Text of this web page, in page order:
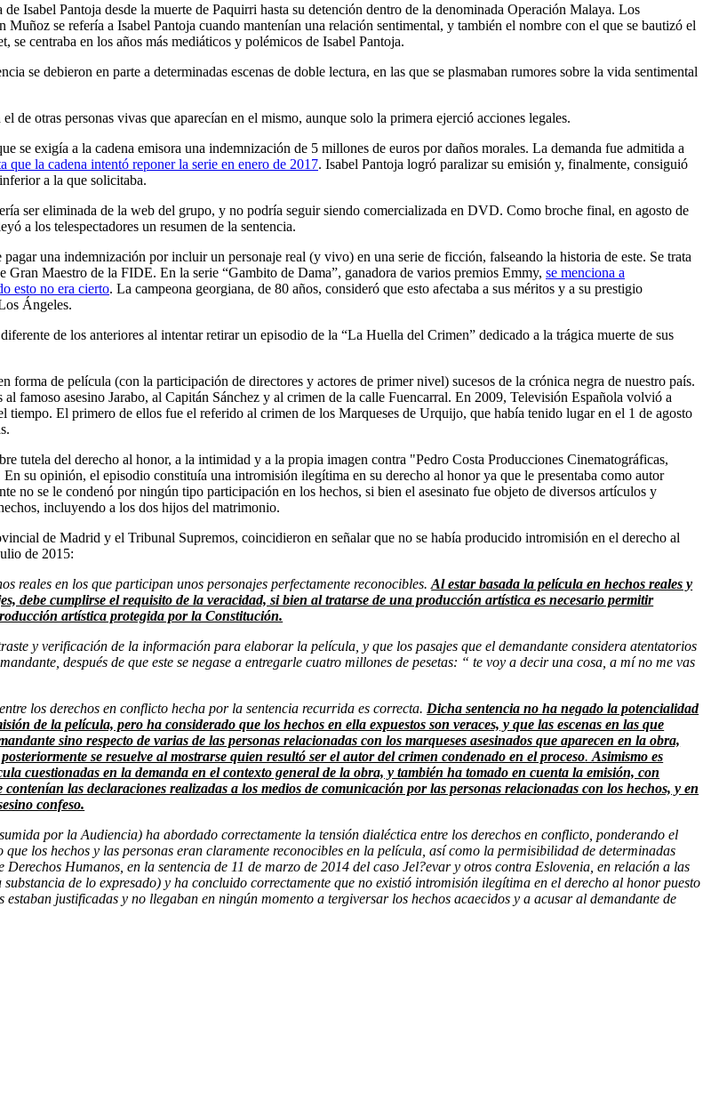
Isabel Pantoja desde la muerte de Paquirri hasta su detención dentro de la denominada Operación Malaya. Los
se refería a Isabel Pantoja cuando mantenían una relación sentimental, y también el nombre con el que se bautizó el
centraba en los años más mediáticos y polémicos de Isabel Pantoja.
se debieron en parte a determinadas escenas de doble lectura, en las que se plasmaban rumores sobre la vida sentimental
de otras personas vivas que aparecían en el mismo, aunque solo la primera ejerció acciones legales.
se exigía a la cadena emisora una indemnización de 5 millones de euros por daños morales. La demanda fue admitida a
la cadena intentó reponer la serie en enero de 2017. Isabel Pantoja logró paralizar su emisión y, finalmente, consiguió
a la que solicitaba.
ser eliminada de la web del grupo, y no podría seguir siendo comercializada en DVD. Como broche final, en agosto de
a los telespectadores un resumen de la sentencia.
una indemnización por incluir un personaje real (y vivo) en una serie de ficción, falseando la historia de este. Se trata
Gran Maestro de la FIDE. En la serie “Gambito de Dama”, ganadora de varios premios Emmy, se menciona a
esto no era cierto. La campeona georgiana, de 80 años, consideró que esto afectaba a sus méritos y a su prestigio
Ángeles.
de los anteriores al intentar retirar un episodio de la “La Huella del Crimen” dedicado a la trágica muerte de sus
forma de película (con la participación de directores y actores de primer nivel) sucesos de la crónica negra de nuestro país.
famoso asesino Jarabo, al Capitán Sánchez y al crimen de la calle Fuencarral. En 2009, Televisión Española volvió a
tiempo. El primero de ellos fue el referido al crimen de los Marqueses de Urquijo, que había tenido lugar en el 1 de agosto
tutela del derecho al honor, a la intimidad y a la propia imagen contra "Pedro Costa Producciones Cinematográficas,
su opinión, el episodio constituía una intromisión ilegítima en su derecho al honor ya que le presentaba como autor
no se le condenó por ningún tipo participación en los hechos, si bien el asesinato fue objeto de diversos artículos y
incluyendo a los dos hijos del matrimonio.
de Madrid y el Tribunal Supremos, coincidieron en señalar que no se había producido intromisión en el derecho al
de 2015:
reales en los que participan unos personajes perfectamente reconocibles.Al estar basada la película en hechos reales y
debe cumplirse el requisito de la veracidad, si bien al tratarse de una producción artística es necesario permitir
artística protegida por la Constitución.
y verificación de la información para elaborar la película, y que los pasajes que el demandante considera atentatorios
después de que este se negase a entregarle cuatro millones de pesetas: “ te voy a decir una cosa, a mí no me vas
los derechos en conflicto hecha por la sentencia recurrida es correcta. Dicha sentencia no ha negado la potencialidad
de la película, pero ha considerado que los hechos en ella expuestos son veraces, y que las escenas en las que
sino respecto de varias de las personas relacionadas con los marqueses asesinados que aparecen en la obra,
se resuelve al mostrarse quien resultó ser el autor del crimen condenado en el proceso.Asimismo es
cuestionadas en la demanda en el contexto general de la obra, y también ha tomado en cuenta la emisión, con
las declaraciones realizadas a los medios de comunicación por las personas relacionadas con los hechos, y en
confeso.
por la Audiencia) ha abordado correctamente la tensión dialéctica entre los derechos en conflicto, ponderando el
los hechos y las personas eran claramente reconocibles en la película, así como la permisibilidad de determinadas
Humanos, en la sentencia de 11 de marzo de 2014 del caso Jel?evar y otros contra Eslovenia, en relación a las
de lo expresado) y ha concluido correctamente que no existió intromisión ilegítima en el derecho al honor puesto
justificadas y no llegaban en ningún momento a tergiversar los hechos acaecidos y a acusar al demandante de